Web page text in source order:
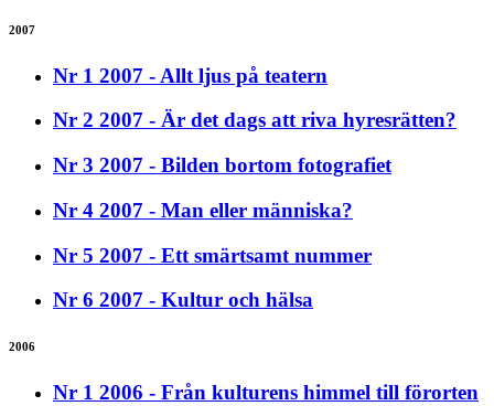
2007
Nr 1 2007 - Allt ljus på teatern
Nr 2 2007 - Är det dags att riva hyresrätten?
Nr 3 2007 - Bilden bortom fotografiet
Nr 4 2007 - Man eller människa?
Nr 5 2007 - Ett smärtsamt nummer
Nr 6 2007 - Kultur och hälsa
2006
Nr 1 2006 - Från kulturens himmel till förorten